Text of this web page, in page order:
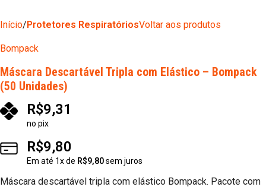
Início Protetores RespiratóriosVoltar aos produtos
Bompack
Máscara Descartável Tripla com Elástico – Bompack
(50 Unidades)
R$9,31
no pix
R$9,80
Em até 1x de R$9,80sem juros
Máscara descartável tripla com elástico Bompack. Pacote com